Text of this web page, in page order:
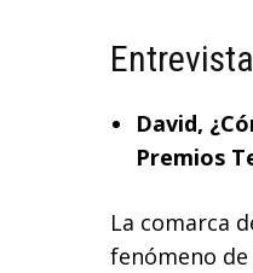
David,
Premios
La comarca
fenómeno